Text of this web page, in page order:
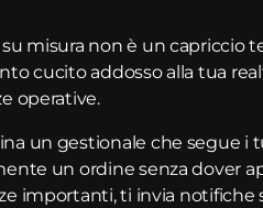
su misura non è un capriccio
cucito addosso alla tua
operative.
un gestionale che segue i
un ordine senza dover
importanti, ti invia notifiche